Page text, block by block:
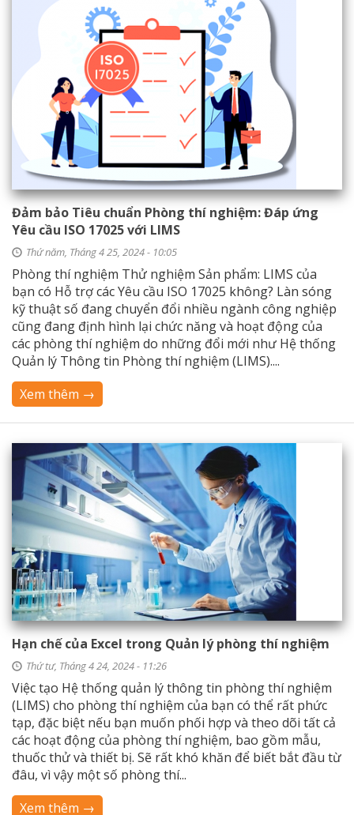
Đảm bảo Tiêu chuẩn Phòng thí nghiệm: Đáp ứng
Yêu cầu ISO 17025 với LIMS
Thứ năm, Tháng 4 25, 2024 - 10:05
Phòng thí nghiệm Thử nghiệm Sản phẩm: LIMS của
bạn có Hỗ trợ các Yêu cầu ISO 17025 không? Làn sóng
kỹ thuật số đang chuyển đổi nhiều ngành công nghiệp
cũng đang định hình lại chức năng và hoạt động của
các phòng thí nghiệm do những đổi mới như Hệ thống
Quản lý Thông tin Phòng thí nghiệm (LIMS)....
Xem thêm →
Hạn chế của Excel trong Quản lý phòng thí nghiệm
Thứ tư, Tháng 4 24, 2024 - 11:26
Việc tạo Hệ thống quản lý thông tin phòng thí nghiệm
(LIMS) cho phòng thí nghiệm của bạn có thể rất phức
tạp, đặc biệt nếu bạn muốn phối hợp và theo dõi tất cả
các hoạt động của phòng thí nghiệm, bao gồm mẫu,
thuốc thử và thiết bị. Sẽ rất khó khăn để biết bắt đầu từ
đâu, vì vậy một số phòng thí...
Xem thêm →